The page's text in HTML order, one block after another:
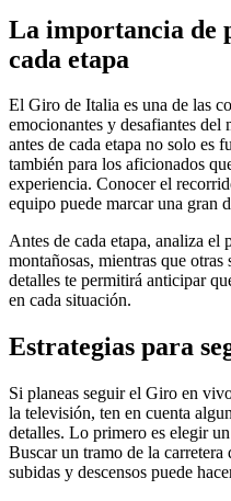
La importancia de
cada etapa
El Giro de Italia es una de las
emocionantes y desafiantes del
antes de cada etapa no solo es
también para los aficionados
experiencia. Conocer el
equipo puede marcar una gran
Antes de cada etapa, analiza el
montañosas, mientras que
detalles te permitirá anticipar
en cada situación.
Estrategias para
Si planeas seguir el Giro en
la televisión, ten en cuenta
detalles. Lo primero es elegir
Buscar un tramo de la carretera
subidas y descensos puede